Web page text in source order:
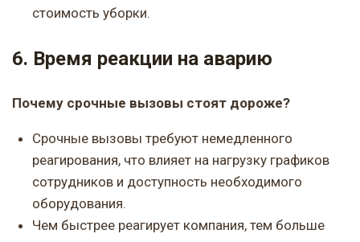
стоимость уборки.
6. Время реакции на аварию
Почему срочные вызовы стоят дороже?
Срочные вызовы требуют немедленного
реагирования, что влияет на нагрузку графиков
сотрудников и доступность необходимого
оборудования.
Чем быстрее реагирует компания, тем больше